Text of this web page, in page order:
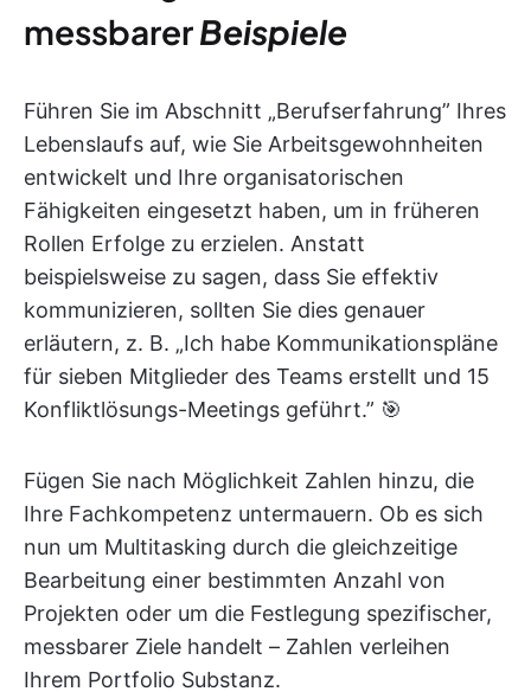
messbarerBeispiele
Führen Sie im Abschnitt „Berufserfahrung” Ihres
Lebenslaufs auf, wie Sie Arbeitsgewohnheiten
entwickelt und Ihre organisatorischen
Fähigkeiten eingesetzt haben, um in früheren
Rollen Erfolge zu erzielen. Anstatt
beispielsweise zu sagen, dass Sie effektiv
kommunizieren, sollten Sie dies genauer
erläutern, z. B. „Ich habe Kommunikationspläne
für sieben Mitglieder des Teams erstellt und 15
Konfliktlösungs-Meetings geführt.” 🎯
Fügen Sie nach Möglichkeit Zahlen hinzu, die
Ihre Fachkompetenz untermauern. Ob es sich
nun um Multitasking durch die gleichzeitige
Bearbeitung einer bestimmten Anzahl von
Projekten oder um die Festlegung spezifischer,
messbarer Ziele handelt – Zahlen verleihen
Ihrem Portfolio Substanz.